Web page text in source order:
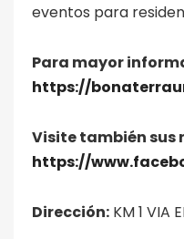
eventos para
Para mayor
https://
Visite también sus
https://
Dirección: KM 1 VIA